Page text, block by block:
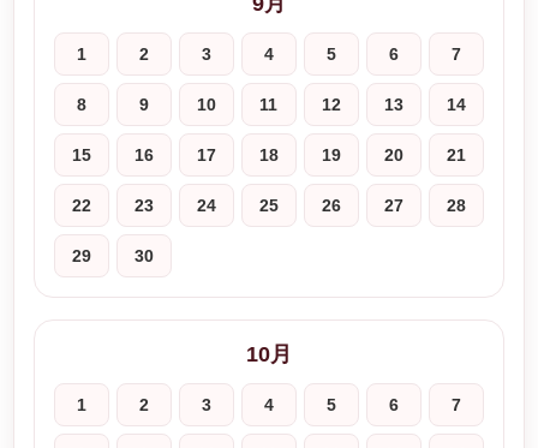
1 2 3 4 5 6 7
8 9 10 11 12 13 14
15 16 17 18 19 20 21
22 23 24 25 26 27 28
29 30
10月
1 2 3 4 5 6 7